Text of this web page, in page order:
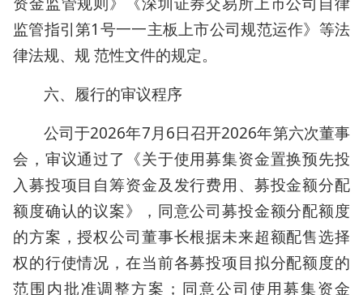
监管指引第1号一一主板上市公司规范运作》等法
律法规、规 范性文件的规定。
六、履行的审议程序
公司于2026年7月6日召开2026年第六次董事
会，审议通过了《关于使用募集资金置换预先投
入募投项目自筹资金及发行费用、募投金额分配
额度确认的议案》，同意公司募投金额分配额度
的方案，授权公司董事长根据未来超额配售选择
权的行使情况，在当前各募投项目拟分配额度的
范围内批准调整方案；同意公司使用募集资金